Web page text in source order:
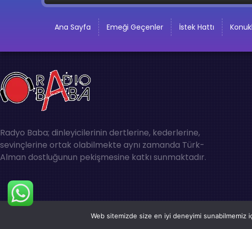
Ana Sayfa Emeği Geçenler İstek Hattı
Radyo Baba; dinleyicilerinin dertlerine, kederlerine,
sevinçlerine ortak olabilmekte aynı zamanda Türk-
Alman dostluğunun pekişmesine katkı sunmaktadır.
Web sitemizde size en iyi deneyimi sunabilmemiz